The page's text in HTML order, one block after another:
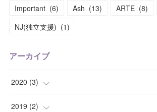
Important (6) Ash (13) ARTE (8)
NJ(独立支援) (1)
アーカイブ
2020 (3)
(1
2019 (2)